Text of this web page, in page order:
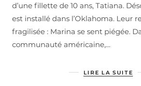
d’une fillette de 10 ans, Tatiana.
est installé dans l’Oklahoma. Leur
fragilisée : Marina se sent piégée.
communauté américaine,…
LIRE LA SUITE